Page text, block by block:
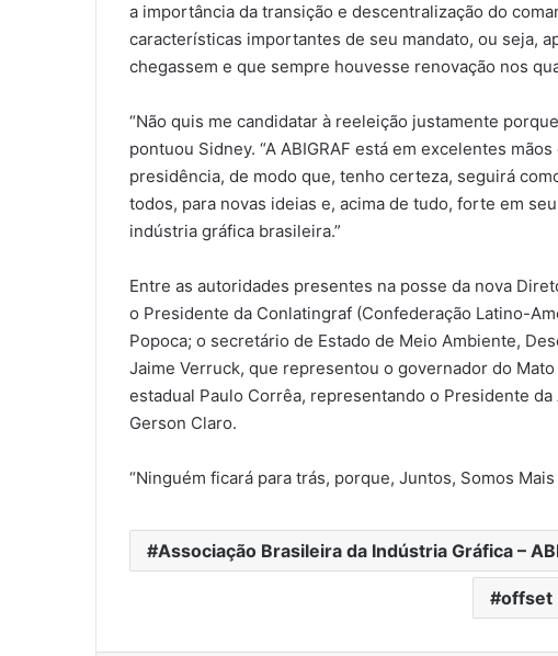
a importância da transição e descentralização do
características importantes de seu mandato, ou seja,
chegassem e que sempre houvesse renovação nos
“Não quis me candidatar à reeleição justamente
pontuou Sidney. “A ABIGRAF está em excelentes
presidência, de modo que, tenho certeza, seguirá
todos, para novas ideias e, acima de tudo, forte em
indústria gráfica brasileira.”
Entre as autoridades presentes na posse da nova
o Presidente da Conlatingraf (Confederação Latino-
Popoca; o secretário de Estado de Meio Ambiente,
Jaime Verruck, que representou o governador do
estadual Paulo Corrêa, representando o Presidente
Gerson Claro.
“Ninguém ficará para trás, porque, Juntos, Somos Mais
Associação Brasileira da Indústria Gráfica –
offset